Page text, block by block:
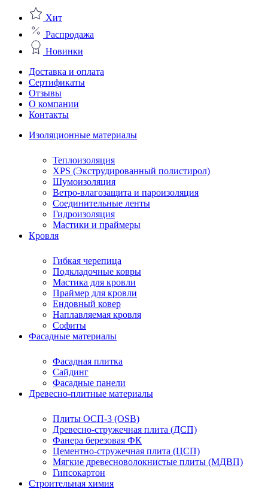
Хит
Распродажа
Новинки
Доставка и оплата
Сертификаты
Отзывы
О компании
Контакты
Изоляционные материалы
Теплоизоляция
XPS (Экструдированный полистирол)
Шумоизоляция
Ветро-влагозащита и пароизоляция
Соединительные ленты
Гидроизоляция
Мастики и праймеры
Кровля
Гибкая черепица
Подкладочные ковры
Мастика для кровли
Праймер для кровли
Ендовный ковер
Наплавляемая кровля
Софиты
Фасадные материалы
Фасадная плитка
Сайдинг
Фасадные панели
Древесно-плитные материалы
Плиты ОСП-3 (OSB)
Древесно-стружечная плита (ДСП)
Фанера березовая ФК
Цементно-стружечная плита (ЦСП)
Мягкие древесноволокнистые плиты (МДВП)
Гипсокартон
Строительная химия